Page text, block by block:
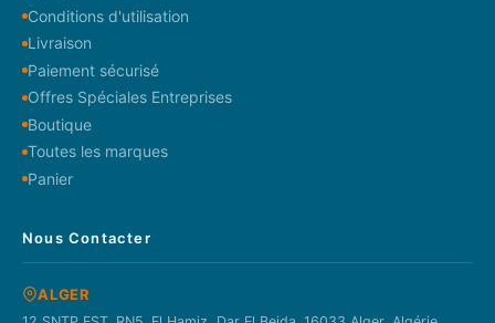
Conditions d'utilisation
Livraison
Paiement sécurisé
Offres Spéciales Entreprises
Boutique
Toutes les marques
Panier
Nous Contacter
ALGER